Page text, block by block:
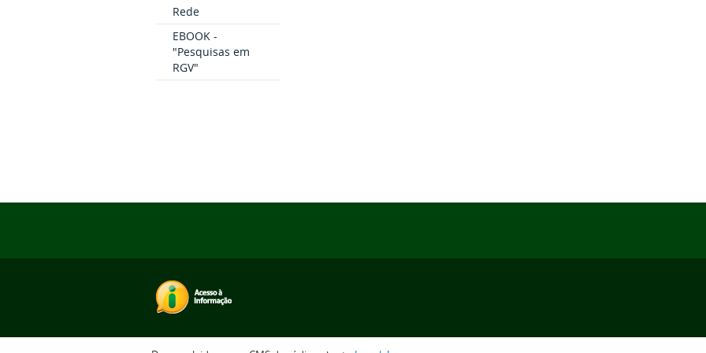
Rede
EBOOK -
"Pesquisas em
RGV"